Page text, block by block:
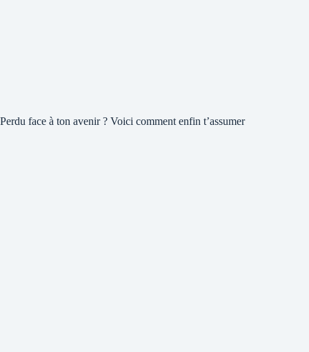
Perdu face à ton avenir ? Voici comment enfin t’assumer